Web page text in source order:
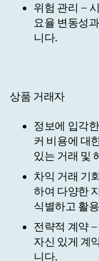
위험 관리 –
요율 변동성
니다.
상품 거래자
정보에 입각
커 비용에 대
있는 거래 및
차익 거래 기
하여 다양한
식별하고 활
전략적 계약–
자신 있게 계
니다.